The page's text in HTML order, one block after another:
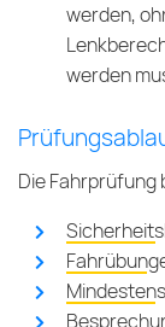
werden,
werden
Die Fahrprüfung